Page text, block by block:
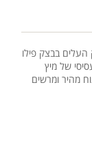
בבצק פילו
של מיץ
מהיר ומרשים